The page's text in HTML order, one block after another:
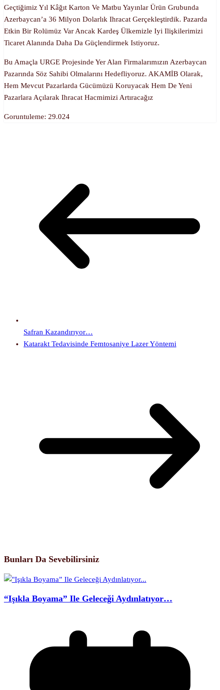
Geçtiğimiz Yıl Kâğıt Karton Ve Matbu Yayınlar Ürün Grubunda
Azerbaycan’a 36 Milyon Dolarlık Ihracat Gerçekleştirdik. Pazarda
Etkin Bir Rolümüz Var Ancak Kardeş Ülkemizle Iyi Ilişkilerimizi
Ticaret Alanında Daha Da Güçlendirmek Istiyoruz.
Bu Amaçla URGE Projesinde Yer Alan Firmalarımızın Azerbaycan
Pazarında Söz Sahibi Olmalarını Hedefliyoruz. AKAMİB Olarak,
Hem Mevcut Pazarlarda Gücümüzü Koruyacak Hem De Yeni
Pazarlara Açılarak Ihracat Hacmimizi Artıracağız
Goruntuleme: 29.024
Safran Kazandırıyor…
Katarakt Tedavisinde Femtosaniye Lazer Yöntemi
Bunları Da Sevebilirsiniz
“Işıkla Boyama” Ile Geleceği Aydınlatıyor…